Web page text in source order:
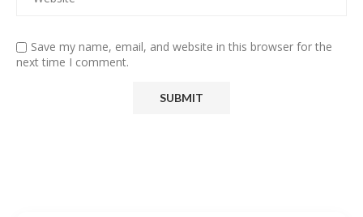
Save my name, email, and website in this browser for the
next time I comment.